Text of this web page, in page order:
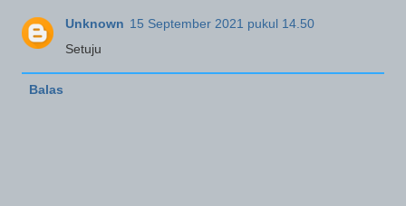
Unknown 15 September 2021 pukul 14.50
Setuju
Balas